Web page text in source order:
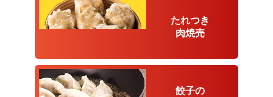
たれつき
肉焼売
餃子の